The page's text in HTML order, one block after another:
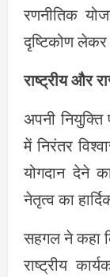
रणनीतिक
दृष्टिकोण
राष्ट्रीय और
अपनी
में निरंतर
योगदान देने
नेतृत्व का
सहगल ने कहा
राष्ट्रीय